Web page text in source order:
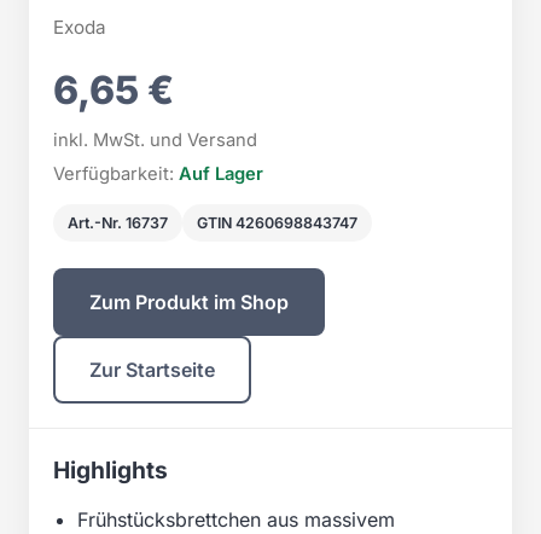
Exoda
6,65 €
inkl. MwSt. und Versand
Verfügbarkeit: Auf Lager
Art.-Nr. 16737 GTIN 4260698843747
Zum Produkt im Shop
Zur Startseite
Highlights
Frühstücksbrettchen aus massivem